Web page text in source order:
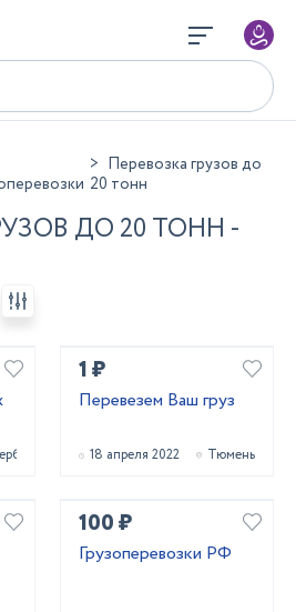
Перевозка грузов до
20 тонн
ДО 20 ТОНН -
1 ₽
Перевезем Ваш груз
18 апреля 2022 Тюмень
100 ₽
Грузоперевозки РФ